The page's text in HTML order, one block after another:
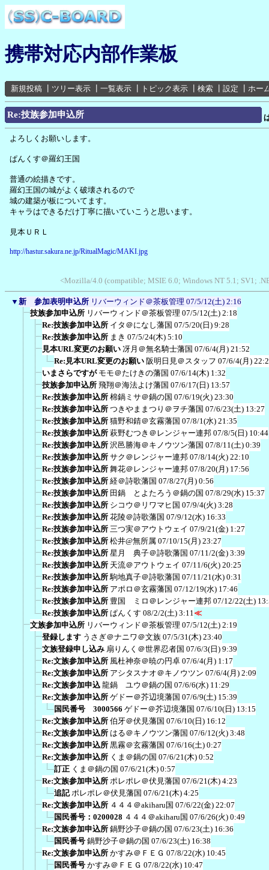
携帯対応内部作業板
新規投稿 ツリー表示 一覧表示 トピック表示 検索 設定 ホー
Re:技族参加申込所
よろしくお願いします。
ぱんくす＠羅幻王国
普通の絵描きです。
羅幻王国の城がよく破壊されるので
城の建築が板についてます。
キャラはできるだけ丁寧に描いていこうと思います。
見本ＵＲＬ
http://hastur.sakura.ne.jp/RitualMagic/MAKI.jpg
<Mozilla/4.0 (compatible; MSIE 6.0; Windows NT 5.1; SV1;
▼ 新 参加表明申込所 リバーウィンド＠茶板管理 07/5/12(土) 2:16
技族参加申込所 リバーウィンド＠茶板管理 07/5/12(土) 2:18
Re:技族参加申込所 イタ＠になし藩国 07/5/20(日) 9:28
Re:技族参加申込所 まき 07/5/24(木) 5:10
見本URL変更のお願い 冴月＠無名騎士藩国 07/6/4(月) 21:52
Re:見本URL変更のお願い 阪明日見＠スタッフ 07/6/4(月)
いまさらですが モモ＠たけきの藩国 07/6/14(木) 1:32
技族参加申込所 飛翔＠海法よけ藩国 07/6/17(日) 13:57
Re:技族参加申込所 棉鍋ミサ＠鍋の国 07/6/19(火) 23:30
Re:技族参加申込所 つきやままつり＠ヲチ藩国 07/6/23(土) 13:27
Re:技族参加申込所 猫野和錆＠玄霧藩国 07/8/1(水) 21:35
Re:技族参加申込所 萩野むつき＠レンジャー連邦 07/8/5(日) 10:44
Re:技族参加申込所 沢邑勝海＠キノウツン藩国 07/8/11(土) 0:39
Re:技族参加申込所 サク＠レンジャー連邦 07/8/14(火) 22:10
Re:技族参加申込所 舞花＠レンジャー連邦 07/8/20(月) 17:56
Re:技族参加申込所 経＠詩歌藩国 07/8/27(月) 0:56
Re:技族参加申込所 田鍋 とよたろう＠鍋の国 07/8/29(水) 15:37
Re:技族参加申込所 シコウ＠リワマヒ国 07/9/4(火) 3:28
Re:技族参加申込所 花陵＠詩歌藩国 07/9/12(水) 16:33
Re:技族参加申込所 三つ実＠アウトウェイ 07/9/21(金) 1:27
Re:技族参加申込所 松井@無所属 07/10/15(月) 23:27
Re:技族参加申込所 星月 典子＠詩歌藩国 07/11/2(金) 3:39
Re:技族参加申込所 天流＠アウトウェイ 07/11/6(火) 20:25
Re:技族参加申込所 駒地真子＠詩歌藩国 07/11/21(水) 0:31
Re:技族参加申込所 アポロ＠玄霧藩国 07/12/19(水) 17:46
Re:技族参加申込所 豊国 ミロ＠レンジャー連邦 07/12/22(土)
Re:技族参加申込所 ぱんくす 08/2/2(土) 3:11 ≪
文族参加申込所 リバーウィンド＠茶板管理 07/5/12(土) 2:19
登録します うさぎ＠ナニワ＠文族 07/5/31(木) 23:40
文族登録申し込み 扇りんく＠世界忍者国 07/6/3(日) 9:39
Re:文族参加申込所 風杜神奈＠暁の円卓 07/6/4(月) 1:17
Re:文族参加申込所 アシタスナオ＠キノウツン 07/6/4(月) 2:09
Re:文族参加申込 龍鍋 ユウ＠鍋の国 07/6/6(水) 11:29
Re:文族参加申込所 ゲドー＠芥辺境藩国 07/6/9(土) 15:39
国民番号 3000566 ゲドー＠芥辺境藩国 07/6/10(日) 13:15
Re:文族参加申込所 伯牙＠伏見藩国 07/6/10(日) 16:12
Re:文族参加申込所 はる＠キノウツン藩国 07/6/12(火) 3:48
Re:文族参加申込所 黒霧＠玄霧藩国 07/6/16(土) 0:27
Re:文族参加申込所 くま＠鍋の国 07/6/21(木) 0:52
訂正 くま＠鍋の国 07/6/21(木) 0:57
Re:文族参加申込所 ポレポレ＠伏見藩国 07/6/21(木) 4:23
追記 ポレポレ＠伏見藩国 07/6/21(木) 4:25
Re:文族参加申込所 ４４４＠akiharu国 07/6/22(金) 22:07
国民番号：0200028 ４４４＠akiharu国 07/6/26(火) 0:49
Re:文族参加申込所 鍋野沙子＠鍋の国 07/6/23(土) 16:36
国民番号 鍋野沙子＠鍋の国 07/6/23(土) 16:38
Re:文族参加申込所 かすみ＠ＦＥＧ 07/8/22(水) 10:45
国民番号 かすみ＠ＦＥＧ 07/8/22(水) 10:47